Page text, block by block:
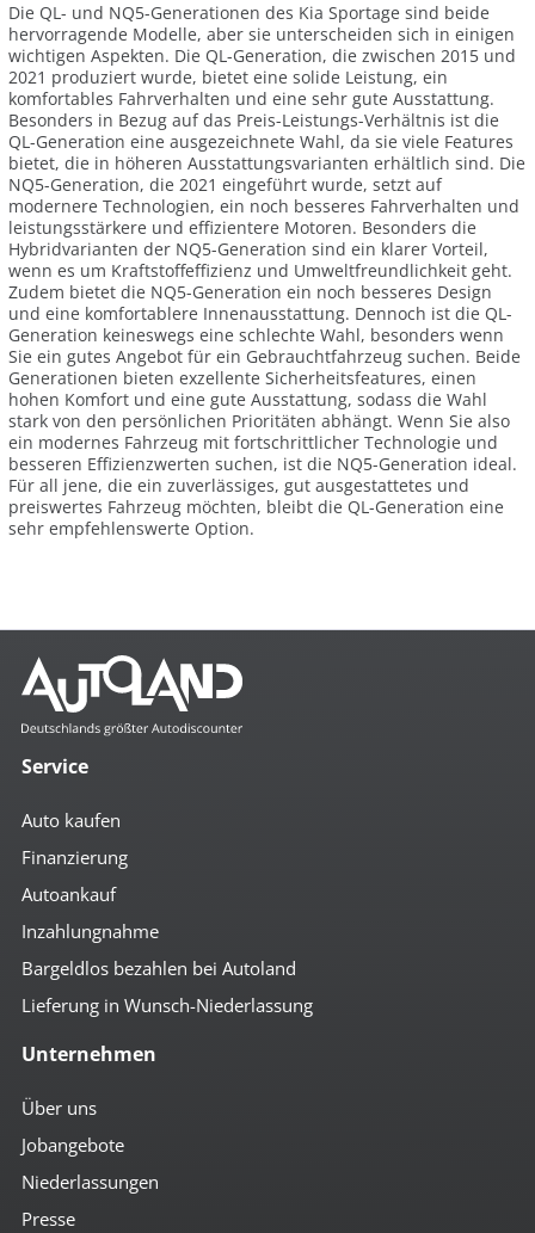
Die QL- und NQ5-Generationen des Kia Sportage sind beide
hervorragende Modelle, aber sie unterscheiden sich in einigen
wichtigen Aspekten. Die QL-Generation, die zwischen 2015 und
2021 produziert wurde, bietet eine solide Leistung, ein
komfortables Fahrverhalten und eine sehr gute Ausstattung.
Besonders in Bezug auf das Preis-Leistungs-Verhältnis ist die
QL-Generation eine ausgezeichnete Wahl, da sie viele Features
bietet, die in höheren Ausstattungsvarianten erhältlich sind. Die
NQ5-Generation, die 2021 eingeführt wurde, setzt auf
modernere Technologien, ein noch besseres Fahrverhalten und
leistungsstärkere und effizientere Motoren. Besonders die
Hybridvarianten der NQ5-Generation sind ein klarer Vorteil,
wenn es um Kraftstoffeffizienz und Umweltfreundlichkeit geht.
Zudem bietet die NQ5-Generation ein noch besseres Design
und eine komfortablere Innenausstattung. Dennoch ist die QL-
Generation keineswegs eine schlechte Wahl, besonders wenn
Sie ein gutes Angebot für ein Gebrauchtfahrzeug suchen. Beide
Generationen bieten exzellente Sicherheitsfeatures, einen
hohen Komfort und eine gute Ausstattung, sodass die Wahl
stark von den persönlichen Prioritäten abhängt. Wenn Sie also
ein modernes Fahrzeug mit fortschrittlicher Technologie und
besseren Effizienzwerten suchen, ist die NQ5-Generation ideal.
Für all jene, die ein zuverlässiges, gut ausgestattetes und
preiswertes Fahrzeug möchten, bleibt die QL-Generation eine
sehr empfehlenswerte Option.
Service
Auto kaufen
Finanzierung
Autoankauf
Inzahlungnahme
Bargeldlos bezahlen bei Autoland
Lieferung in Wunsch-Niederlassung
Unternehmen
Über uns
Jobangebote
Niederlassungen
Presse